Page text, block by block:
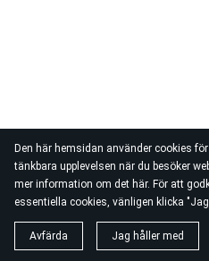
Den här hemsidan använder cookies
tänkbara upplevelsen när du besöker
mer information om det här. För att
essentiella cookies, vänligen klicka
Avfärda Jag håller med